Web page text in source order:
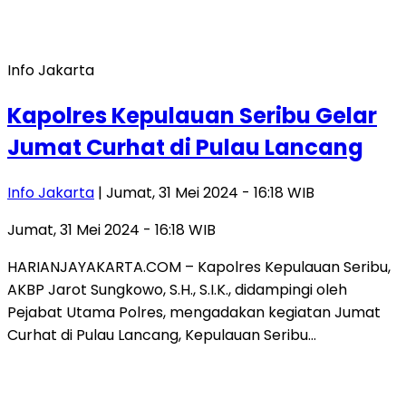
Info Jakarta
Kapolres Kepulauan Seribu Gelar
Jumat Curhat di Pulau Lancang
Info Jakarta | Jumat, 31 Mei 2024 - 16:18 WIB
Jumat, 31 Mei 2024 - 16:18 WIB
HARIANJAYAKARTA.COM – Kapolres Kepulauan Seribu,
AKBP Jarot Sungkowo, S.H., S.I.K., didampingi oleh
Pejabat Utama Polres, mengadakan kegiatan Jumat
Curhat di Pulau Lancang, Kepulauan Seribu…